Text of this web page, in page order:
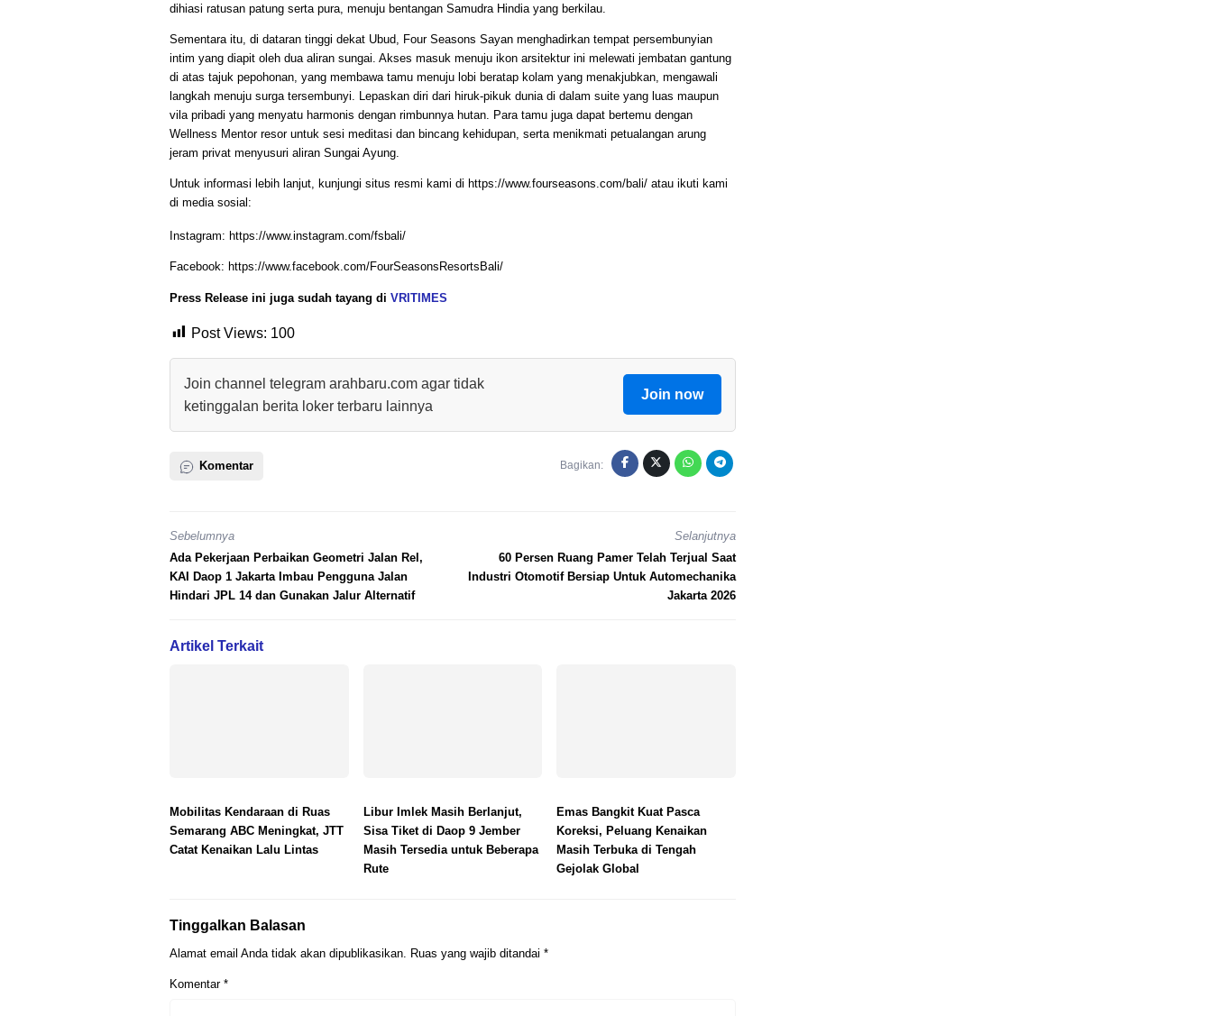
dihiasi ratusan patung serta pura, menuju bentangan Samudra Hindia yang berkilau.
Sementara itu, di dataran tinggi dekat Ubud, Four Seasons Sayan menghadirkan tempat persembunyian
intim yang diapit oleh dua aliran sungai. Akses masuk menuju ikon arsitektur ini melewati jembatan gantung
di atas tajuk pepohonan, yang membawa tamu menuju lobi beratap kolam yang menakjubkan, mengawali
langkah menuju surga tersembunyi. Lepaskan diri dari hiruk-pikuk dunia di dalam suite yang luas maupun
vila pribadi yang menyatu harmonis dengan rimbunnya hutan. Para tamu juga dapat bertemu dengan
Wellness Mentor resor untuk sesi meditasi dan bincang kehidupan, serta menikmati petualangan arung
jeram privat menyusuri aliran Sungai Ayung.
Untuk informasi lebih lanjut, kunjungi situs resmi kami di https://www.fourseasons.com/bali/ atau ikuti kami
di media sosial:
Instagram: https://www.instagram.com/fsbali/
Facebook: https://www.facebook.com/FourSeasonsResortsBali/
Press Release ini juga sudah tayang di VRITIMES
Post Views: 100
Join channel telegram arahbaru.com agar tidak
ketinggalan berita loker terbaru lainnya
Join now
Komentar Bagikan:
Sebelumnya
Ada Pekerjaan Perbaikan Geometri Jalan Rel,
KAI Daop 1 Jakarta Imbau Pengguna Jalan
Hindari JPL 14 dan Gunakan Jalur Alternatif
Selanjutnya
60 Persen Ruang Pamer Telah Terjual Saat
Industri Otomotif Bersiap Untuk Automechanika
Jakarta 2026
Artikel Terkait
Mobilitas Kendaraan di Ruas
Semarang ABC Meningkat, JTT
Catat Kenaikan Lalu Lintas
Libur Imlek Masih Berlanjut,
Sisa Tiket di Daop 9 Jember
Masih Tersedia untuk Beberapa
Rute
Emas Bangkit Kuat Pasca
Koreksi, Peluang Kenaikan
Masih Terbuka di Tengah
Gejolak Global
Tinggalkan Balasan
Alamat email Anda tidak akan dipublikasikan. Ruas yang wajib ditandai *
Komentar *